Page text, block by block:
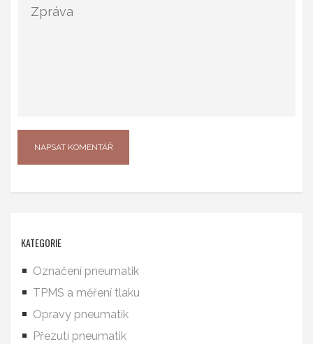
KATEGORIE
Označení pneumatik
TPMS a měření tlaku
Opravy pneumatik
Přezutí pneumatik